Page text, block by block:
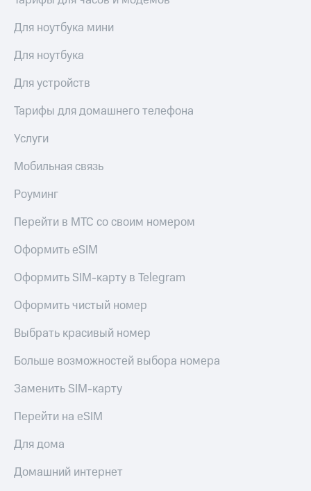
Для ноутбука мини
Для ноутбука
Для устройств
Тарифы для домашнего телефона
Услуги
Мобильная связь
Роуминг
Перейти в МТС со своим номером
Оформить eSIM
Оформить SIM-карту в Telegram
Оформить чистый номер
Выбрать красивый номер
Больше возможностей выбора номера
Заменить SIM-карту
Перейти на eSIM
Для дома
Домашний интернет